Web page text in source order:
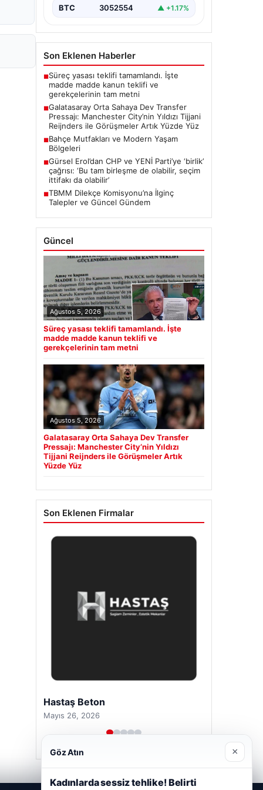
bölgesine güçlü bir takviye yapma…
BTC 3052554 ▲ +1.17%
Son Eklenen Haberler
■Süreç yasası teklifi tamamlandı. İşte
madde madde kanun teklifi ve
gerekçelerinin tam metni
■Galatasaray Orta Sahaya Dev Transfer
Pressajı: Manchester City’nin Yıldızı Tijjani
Reijnders ile Görüşmeler Artık Yüzde Yüz
■Bahçe Mutfakları ve Modern Yaşam
Bölgeleri
■Gürsel Erol’dan CHP ve YENİ Parti’ye ‘birlik’
çağrısı: ‘Bu tam birleşme de olabilir, seçim
ittifakı da olabilir’
■TBMM Dilekçe Komisyonu’na İlginç
Talepler ve Güncel Gündem
Güncel
Ağustos 5, 2026
Süreç yasası teklifi tamamlandı. İşte
madde madde kanun teklifi ve
gerekçelerinin tam metni
Ağustos 5, 2026
Galatasaray Orta Sahaya Dev Transfer
Pressajı: Manchester City’nin Yıldızı
Tijjani Reijnders ile Görüşmeler Artık
Yüzde Yüz
Son Eklenen Firmalar
Hastaş Beton
Mayıs 26, 2026
Göz Atın ×
Kadınlarda sessiz tehlike! Belirti